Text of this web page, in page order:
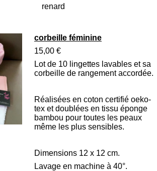
corbeille féminine
15,00 €
Lot de 10 lingettes lavables et sa
corbeille de rangement accordée.
Réalisées en coton certifié oeko-
tex et doublées en tissu éponge
bambou pour toutes les peaux
même les plus sensibles.
Dimensions 12 x 12 cm.
Lavage en machine à 40°.